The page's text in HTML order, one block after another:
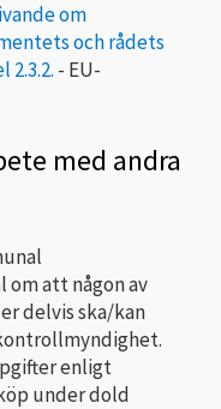
om
och rådets
2.3.2. - EU-
med andra
att någon av
delvis ska/kan
enligt
under dold